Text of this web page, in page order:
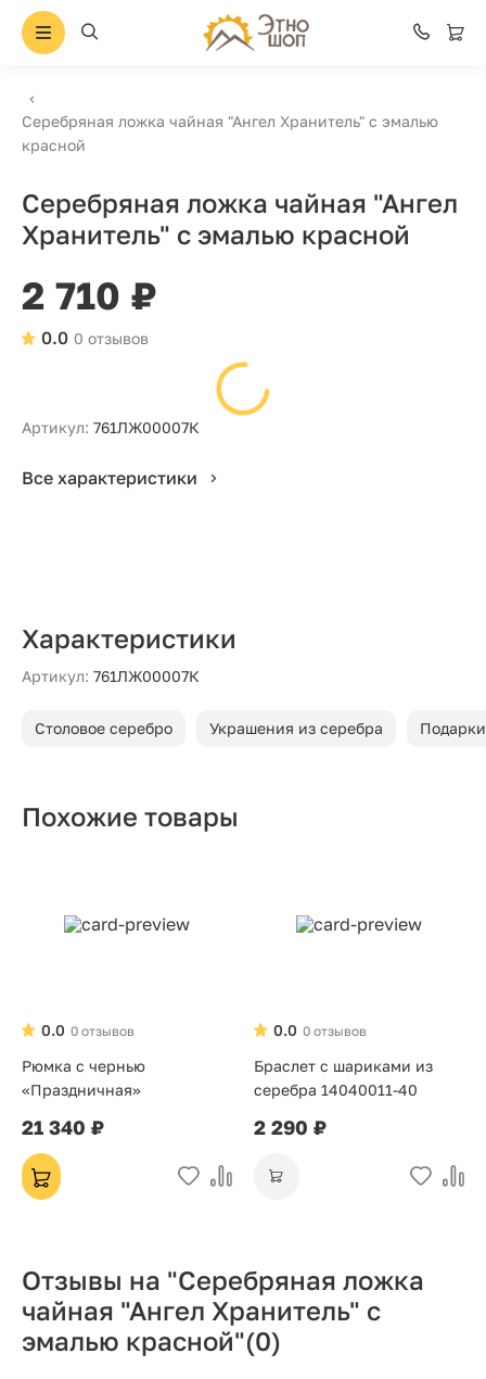
Серебряная ложка чайная "Ангел Хранитель" с эмалью
красной
Серебряная ложка чайная "Ангел
Хранитель" с эмалью красной
2 710 ₽
0 отзывов
0.0
Артикул: 761ЛЖ00007К
Все характеристики
Характеристики
Артикул: 761ЛЖ00007К
Столовое серебро Украшения из серебра
Похожие товары
0 отзывов
0.0
Рюмка с чернью
«Праздничная»
21 340 ₽
0 отзывов
0.0
Браслет с шариками из
серебра 14040011-40
2 290 ₽
Отзывы на "Серебряная ложка
чайная "Ангел Хранитель" с
эмалью красной"(0)